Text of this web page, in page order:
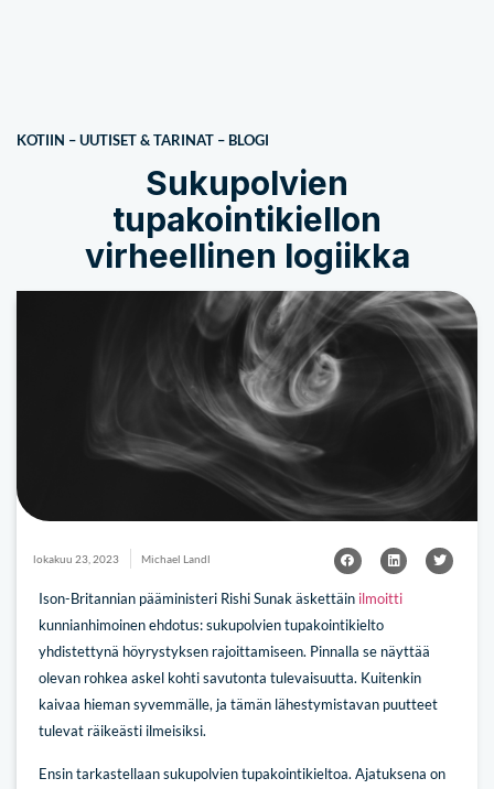
KOTIIN –UUTISET & TARINAT – BLOGI
Sukupolvien
tupakointikiellon
virheellinen logiikka
lokakuu 23, 2023 Michael Landl
Ison-Britannian pääministeri Rishi Sunak äskettäin ilmoitti
kunnianhimoinen ehdotus: sukupolvien tupakointikielto
yhdistettynä höyrystyksen rajoittamiseen. Pinnalla se näyttää
olevan rohkea askel kohti savutonta tulevaisuutta. Kuitenkin
kaivaa hieman syvemmälle, ja tämän lähestymistavan puutteet
tulevat räikeästi ilmeisiksi.
Ensin tarkastellaan sukupolvien tupakointikieltoa. Ajatuksena on